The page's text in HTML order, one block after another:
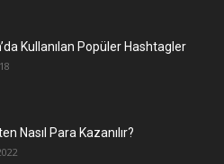
Kullanılan Popüler Hashtagler
Nasıl Para Kazanılır?